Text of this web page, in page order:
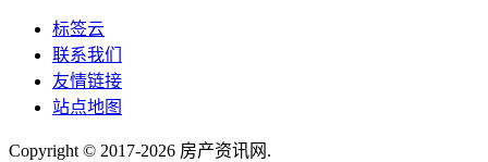
标签云
联系我们
友情链接
站点地图
Copyright © 2017-2026 房产资讯网 .